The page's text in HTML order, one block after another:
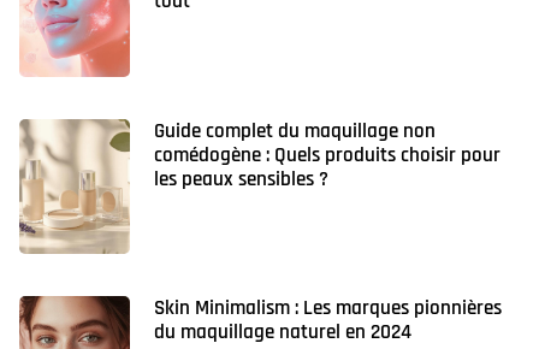
Guide complet du maquillage non
comédogène : Quels produits choisir pour
les peaux sensibles ?
Skin Minimalism : Les marques pionnières
du maquillage naturel en 2024